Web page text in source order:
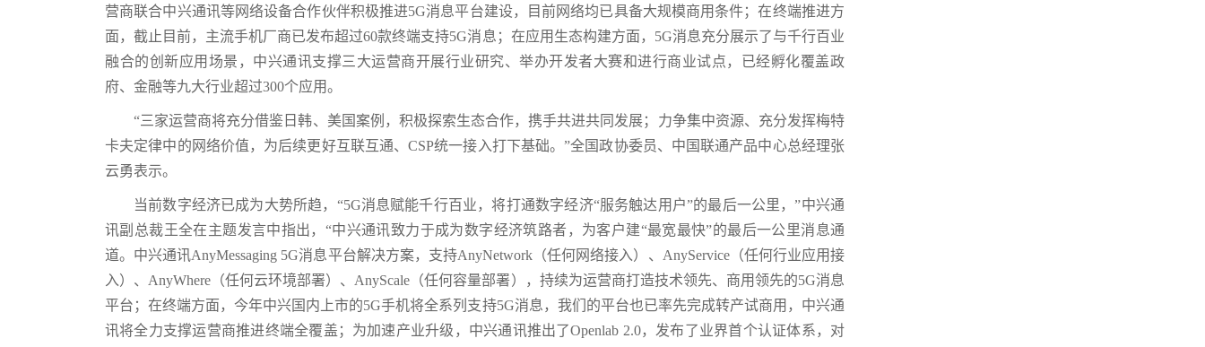
营商联合中兴通讯等网络设备合作伙伴积极推进5G消息平台建设，目前网络均已具备大规模商用条件；在终端推进方
面，截止目前，主流手机厂商已发布超过60款终端支持5G消息；在应用生态构建方面，5G消息充分展示了与千行百业
融合的创新应用场景，中兴通讯支撑三大运营商开展行业研究、举办开发者大赛和进行商业试点，已经孵化覆盖政
府、金融等九大行业超过300个应用。
“三家运营商将充分借鉴日韩、美国案例，积极探索生态合作，携手共进共同发展；力争集中资源、充分发挥梅特
卡夫定律中的网络价值，为后续更好互联互通、CSP统一接入打下基础。”全国政协委员、中国联通产品中心总经理张
云勇表示。
当前数字经济已成为大势所趋，“5G消息赋能千行百业，将打通数字经济“服务触达用户”的最后一公里，”中兴通
讯副总裁王全在主题发言中指出，“中兴通讯致力于成为数字经济筑路者，为客户建“最宽最快”的最后一公里消息通
道。中兴通讯AnyMessaging 5G消息平台解决方案，支持AnyNetwork（任何网络接入）、AnyService（任何行业应用接
入）、AnyWhere（任何云环境部署）、AnyScale（任何容量部署），持续为运营商打造技术领先、商用领先的5G消息
平台；在终端方面，今年中兴国内上市的5G手机将全系列支持5G消息，我们的平台也已率先完成转产试商用，中兴通
讯将全力支撑运营商推进终端全覆盖；为加速产业升级，中兴通讯推出了Openlab 2.0，发布了业界首个认证体系，对